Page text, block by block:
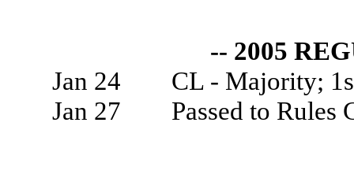
-- 2005
Jan 24
CL - Majority;
Jan 27
Passed to Rules